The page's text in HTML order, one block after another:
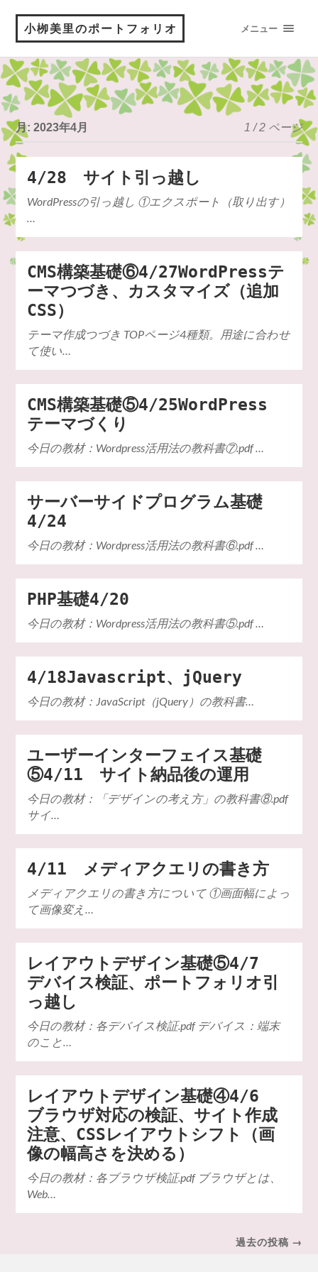
小栁美里のポートフォリオ メニュー
月:2023年4月 1 / 2 ページ
4/28 サイト引っ越し
WordPressの引っ越し ①エクスポート（取り出す）
…
CMS構築基礎⑥4/27WordPressテ
ーマつづき、カスタマイズ（追加
CSS）
テーマ作成つづき TOPページ4種類。用途に合わせ
て使い…
CMS構築基礎⑤4/25WordPress
テーマづくり
今日の教材：Wordpress活用法の教科書⑦.pdf …
サーバーサイドプログラム基礎
4/24
今日の教材：Wordpress活用法の教科書⑥.pdf …
PHP基礎4/20
今日の教材：Wordpress活用法の教科書⑤.pdf …
4/18Javascript、jQuery
今日の教材：JavaScript（jQuery）の教科書…
ユーザーインターフェイス基礎
⑤4/11 サイト納品後の運用
今日の教材：「デザインの考え方」の教科書⑧.pdf
サイ…
4/11 メディアクエリの書き方
メディアクエリの書き方について ①画面幅によっ
て画像変え…
レイアウトデザイン基礎⑤4/7
デバイス検証、ポートフォリオ引
っ越し
今日の教材：各デバイス検証.pdf デバイス：端末
のこと…
レイアウトデザイン基礎④4/6
ブラウザ対応の検証、サイト作成
注意、CSSレイアウトシフト（画
像の幅高さを決める）
今日の教材：各ブラウザ検証.pdf ブラウザとは、
Web…
過去の投稿 →